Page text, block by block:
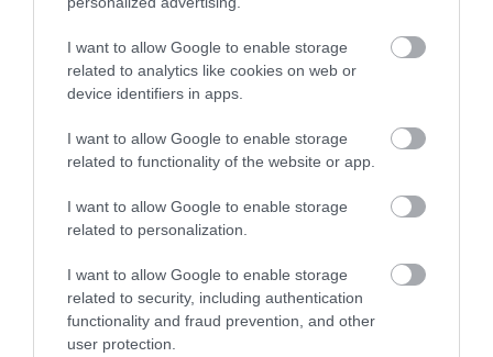
I want to allow Google to enable storage
related to analytics like cookies on web or
device identifiers in apps.
I want to allow Google to enable storage
related to functionality of the website or app.
I want to allow Google to enable storage
related to personalization.
I want to allow Google to enable storage
related to security, including authentication
functionality and fraud prevention, and other
user protection.
Νέο άλμα στις διεθνείς τιμές των τροφίμων
– Σε υψηλό τριετίας